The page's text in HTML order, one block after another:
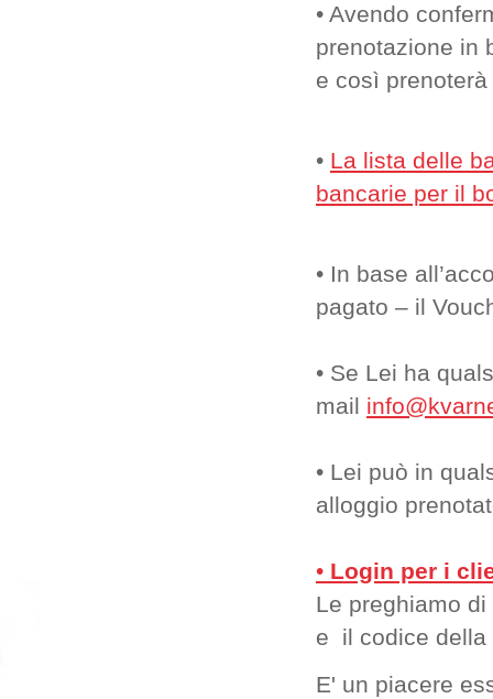
• Avendo
prenotazione in
e così prenoterà
• La lista delle
bancarie per il
• In base
pagato – il
• Se Lei ha
mail
• Lei può in
alloggio
• Login per i
Le preghiamo
e il codice della
E' un piacere